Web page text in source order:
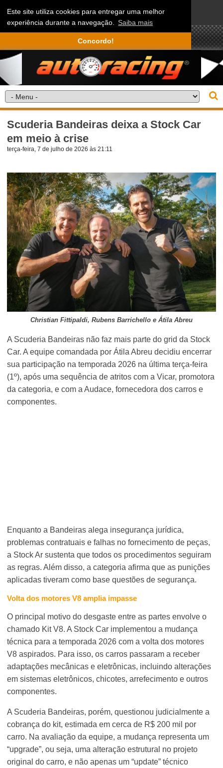
Este site utiliza cookies para entregar uma melhor
experiência durante a navegação. Saiba mais
Concordo!
Scuderia Bandeiras deixa a Stock Car
em meio à crise
terça-feira, 7 de julho de 2026 às 21:11
Christian Fittipaldi, Rubens Barrichello e Átila Abreu
A Scuderia Bandeiras não faz mais parte do grid da Stock
Car. A equipe comandada por Átila Abreu decidiu encerrar
sua participação na temporada 2026 na última terça-feira
(1º), após uma sequência de atritos com a Vicar, promotora
da categoria, e com a Audace, fornecedora dos carros e
componentes.
Enquanto a Bandeiras alega insegurança jurídica,
problemas contratuais e falhas no fornecimento de peças,
a Stock Ar sustenta que todos os procedimentos seguiram
as regras. Além disso, a categoria afirma que as punições
aplicadas tiveram como base questões de segurança.
Volta dos motores V8 amplia impasse
O principal motivo do desgaste entre as partes envolve o
chamado Kit V8. A Stock Car implementou a mudança
técnica para a temporada 2026 com a volta dos motores
V8 aspirados. Para isso, os carros passaram a receber
adaptações mecânicas e eletrônicas, incluindo alterações
em sistemas eletrônicos, chicotes, arrefecimento e outros
componentes.
A Scuderia Bandeiras, porém, questionou judicialmente a
cobrança do kit, estimada em cerca de R$ 200 mil por
carro. Na avaliação da equipe, a mudança representa um
“upgrade”, ou seja, uma alteração estrutural no projeto
original do carro, e não apenas um “update” técnico